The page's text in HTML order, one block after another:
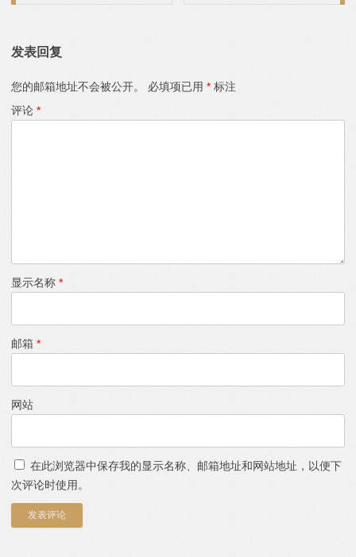
发表回复
您的邮箱地址不会被公开。 必填项已用 * 标注
评论 *
显示名称 *
邮箱 *
网站
在此浏览器中保存我的显示名称、邮箱地址和网站地址，以便下
次评论时使用。